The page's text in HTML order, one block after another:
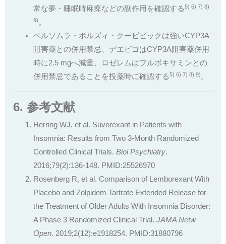
常な夢・睡眠時麻痺などの副作用を確認する5) 6) 7) 8)
9) 。
ベルソムラ・ボルズィ・クービビックは強いCYP3A
阻害薬との併用禁忌、デエビゴはCYP3A阻害薬併用
時に2.5 mgへ減量、ロゼレムはフルボキサミンとの
併用禁忌であることを投薬時に確認する5) 6) 7) 8) 9) 。
6. 参考文献
Herring WJ, et al. Suvorexant in Patients with
Insomnia: Results from Two 3-Month Randomized
Controlled Clinical Trials. Biol Psychiatry.
2016;79(2):136-148. PMID:25526970
Rosenberg R, et al. Comparison of Lemborexant With
Placebo and Zolpidem Tartrate Extended Release for
the Treatment of Older Adults With Insomnia Disorder:
A Phase 3 Randomized Clinical Trial. JAMA Netw
Open. 2019;2(12):e1918254. PMID:31880796